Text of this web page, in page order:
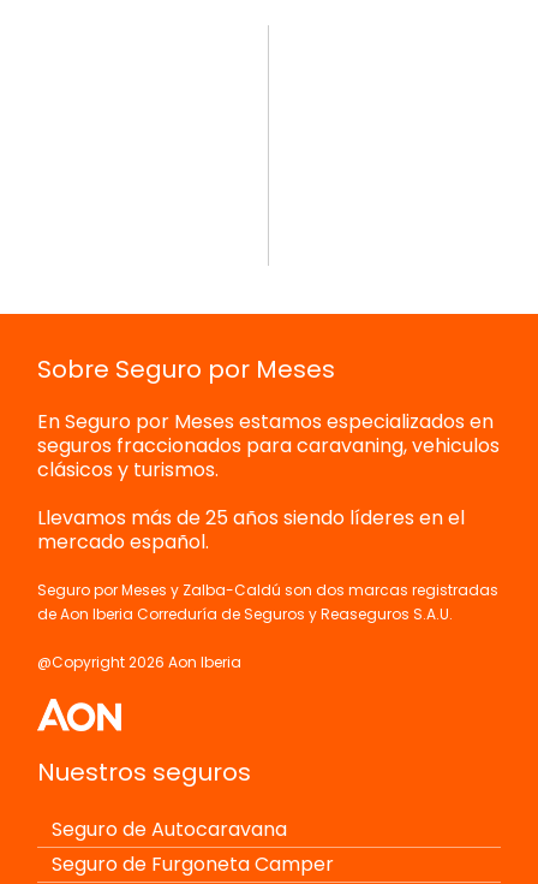
Sobre Seguro por Meses
En Seguro por Meses estamos especializados en
seguros fraccionados para caravaning, vehiculos
clásicos y turismos.
Llevamos más de 25 años siendo líderes en el
mercado español.
Seguro por Meses y Zalba-Caldú son dos marcas registradas
de Aon Iberia Correduría de Seguros y Reaseguros S.A.U.
@Copyright 2026 Aon Iberia
Nuestros seguros
Seguro de Autocaravana
Seguro de Furgoneta Camper